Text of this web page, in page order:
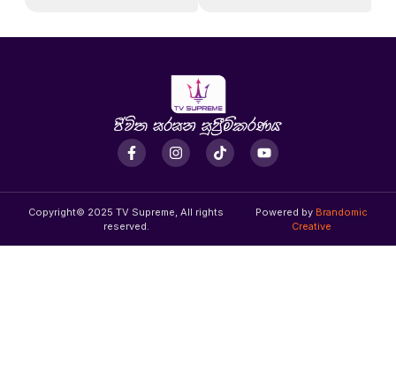
Copyright© 2025 TV Supreme, All rights
reserved.
Powered by Brandomic
Creative